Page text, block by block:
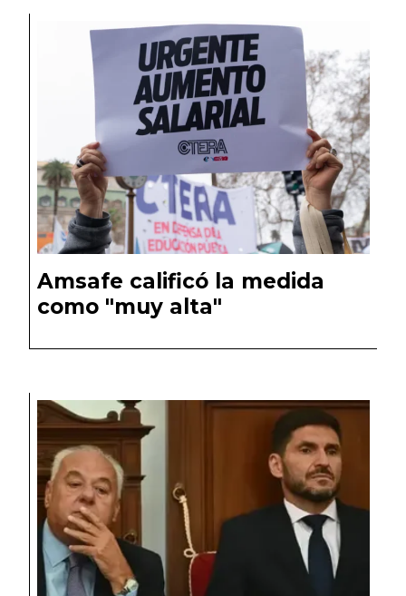
Amsafe calificó la medida
como "muy alta"